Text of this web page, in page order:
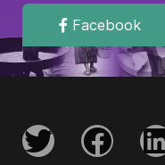
Facebook